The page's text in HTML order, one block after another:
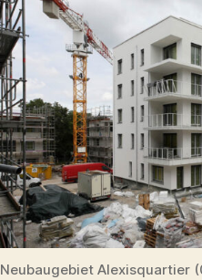
Neubaugebiet Alexisquartier